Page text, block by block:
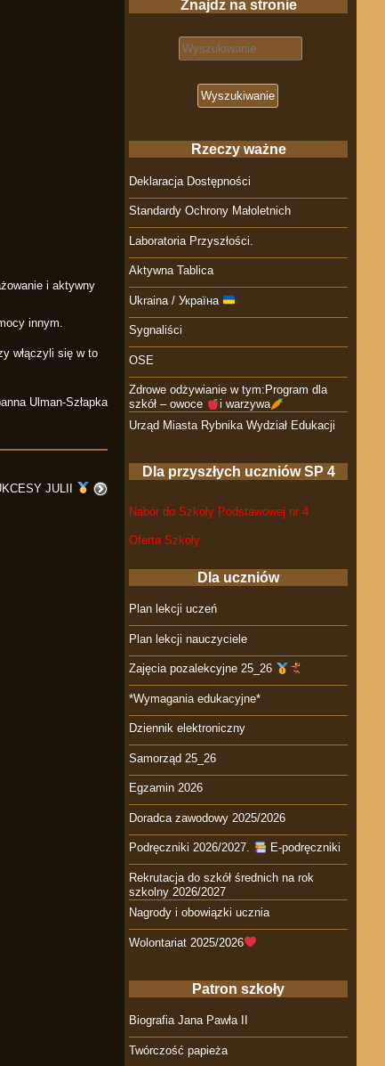
i aktywny
innym.
włączyli się w to
Ulman-Szłapka
JULII
Znajdz na stronie
Search for:
Rzeczy ważne
Deklaracja Dostępności
Standardy Ochrony Małoletnich
Laboratoria Przyszłości.
Aktywna Tablica
Ukraina / Україна
Sygnaliści
OSE
Zdrowe odżywianie w tym:Program dla
szkół – owoce
i warzywa
Urząd Miasta Rybnika Wydział Edukacji
Dla przyszłych uczniów SP 4
Nabór do Szkoły Podstawowej nr 4
Oferta Szkoły
Dla uczniów
Plan lekcji uczeń
Plan lekcji nauczyciele
Zajęcia pozalekcyjne 25_26
*Wymagania edukacyjne*
Dziennik elektroniczny
Samorząd 25_26
Egzamin 2026
Doradca zawodowy 2025/2026
Podręczniki 2026/2027. E-podręczniki
Rekrutacja do szkół średnich na rok
szkolny 2026/2027
Nagrody i obowiązki ucznia
Wolontariat 2025/2026
Patron szkoły
Biografia Jana Pawła II
Twórczość papieża